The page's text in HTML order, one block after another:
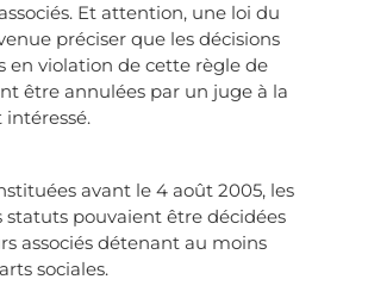
Et attention, une loi du
préciser que les décisions
en violation de cette règle de
être annulées par un juge à la
avant le 4 août 2005, les
statuts pouvaient être décidées
associés détenant au moins
sociales.